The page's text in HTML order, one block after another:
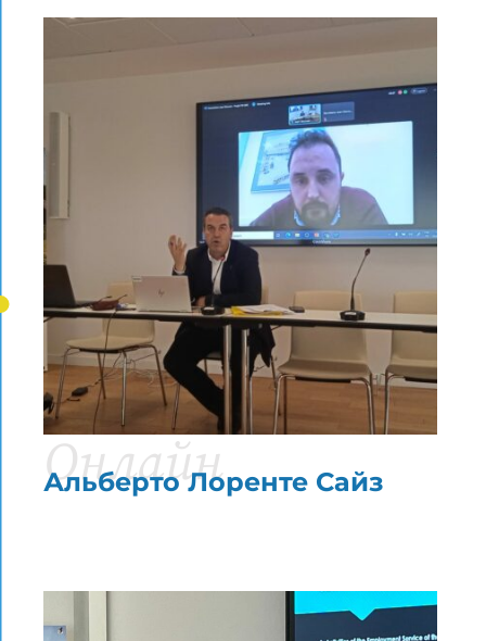
Альберто Лоренте Сайз
Онлайн